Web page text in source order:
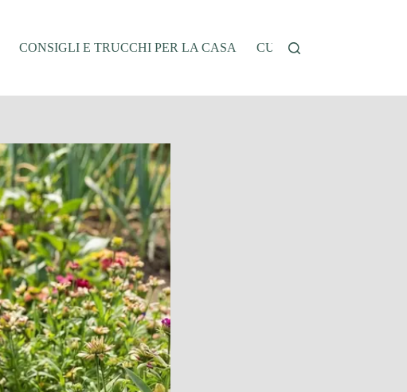
CONSIGLI E TRUCCHI PER LA CASA CUCINA E RICETTE